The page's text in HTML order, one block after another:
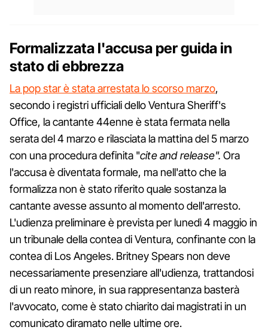
Formalizzata l'accusa per guida in
stato di ebbrezza
La pop star è stata arrestata lo scorso marzo,
secondo i registri ufficiali dello Ventura Sheriff's
Office, la cantante 44enne è stata fermata nella
serata del 4 marzo e rilasciata la mattina del 5 marzo
con una procedura definita "cite and release".Ora
l'accusa è diventata formale, ma nell'atto che la
formalizza non è stato riferito quale sostanza la
cantante avesse assunto al momento dell'arresto.
L'udienza preliminare è prevista per lunedì 4 maggio in
un tribunale della contea di Ventura, confinante con la
contea di Los Angeles. Britney Spears non deve
necessariamente presenziare all'udienza, trattandosi
di un reato minore, in sua rappresentanza basterà
l'avvocato, come è stato chiarito dai magistrati in un
comunicato diramato nelle ultime ore.